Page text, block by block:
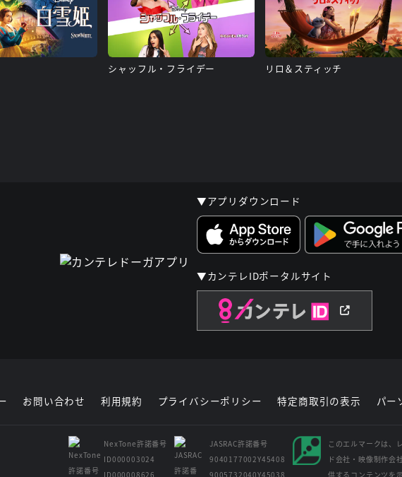
シャッフル・フライデー リロ＆スティッチ
▼アプリダウンロード
▼カンテレIDポータルサイト
お問い合わせ 利用規約 プライバシーポリシー 特定商取引の表示 パー
NexTone許諾番号
ID000003024
ID000008626
JASRAC許諾番号
9040177002Y45408
9005732040Y45038
このエルマークは、
ド会社・映像制作会
供するコンテンツを